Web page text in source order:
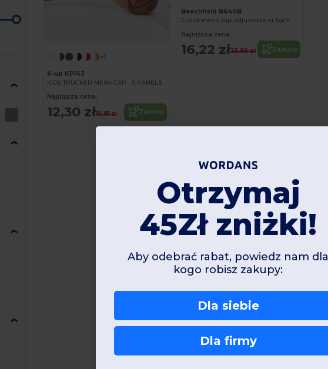
+1
K-up KP143
KIDS TRUCKER MESH CAP - 5 PANELS
Najniższa cena:
12,30 zł19,81 zł Zamów
Beechfield B640B
Junior mesh cap, adjustable at back
Najniższa cena:
16,22 zł25,86 zł Zamów
Otrzymaj
45Zł zniżki!
Aby odebrać rabat, powiedz nam dla
kogo robisz zakupy:
Dla siebie
Dla firmy